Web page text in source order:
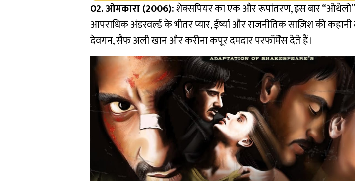
02. ओमकारा (2006):शेक्सपियर का एक और रूपांतरण, इस बार “ओथेलो”
आपराधिक अंडरवर्ल्ड के भीतर प्यार, ईर्ष्या और राजनीतिक साज़िश की
देवगन, सैफ अली खान और करीना कपूर दमदार परफॉर्मेंस देते हैं।